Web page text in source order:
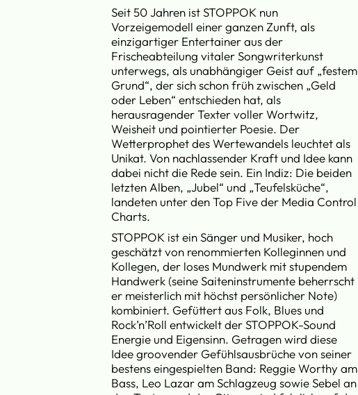
Seit 50 Jahren ist STOPPOK nun
Vorzeigemodell einer ganzen Zunft, als
einzigartiger Entertainer aus der
Frischeabteilung vitaler Songwriterkunst
unterwegs, als unabhängiger Geist auf „festem
Grund“, der sich schon früh zwischen „Geld
oder Leben“ entschieden hat, als
herausragender Texter voller Wortwitz,
Weisheit und pointierter Poesie. Der
Wetterprophet des Wertewandels leuchtet als
Unikat. Von nachlassender Kraft und Idee kann
dabei nicht die Rede sein. Ein Indiz: Die beiden
letzten Alben, „Jubel“ und „Teufelsküche“,
landeten unter den Top Five der Media Control
Charts.
STOPPOK ist ein Sänger und Musiker, hoch
geschätzt von renommierten Kolleginnen und
Kollegen, der loses Mundwerk mit stupendem
Handwerk (seine Saiteninstrumente beherrscht
er meisterlich mit höchst persönlicher Note)
kombiniert. Gefüttert aus Folk, Blues und
Rock’n’Roll entwickelt der STOPPOK-Sound
Energie und Eigensinn. Getragen wird diese
Idee groovender Gefühlsausbrüche von seiner
bestens eingespielten Band: Reggie Worthy am
Bass, Leo Lazar am Schlagzeug sowie Sebel an